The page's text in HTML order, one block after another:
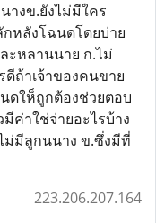
างข.ยังไม่มีใคร
หลังโฉนดโดยบ่าย
ะหลานนาย ก.ไม่
ถ้าเจ้าของคนขาย
ดให็ถูกต้องช่วยตอบ
มีค่าใช่จ่ายอะไรบ้าง
ม่มีลูกนนาง ข.ซึ่งมีที่
223.206.207.164